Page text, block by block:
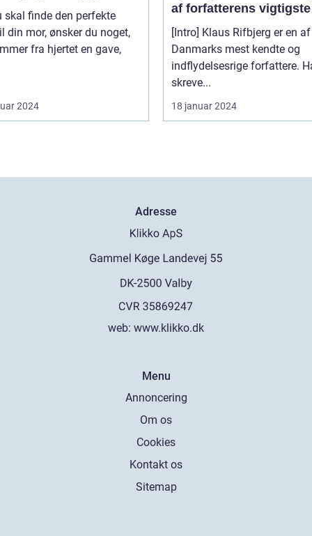
skal finde den perfekte
din mor, ønsker du noget,
fra hjertet en gave,
2024
af forfatterens vigtigste
bøger
[Intro] Klaus Rifbjerg er en af
Danmarks mest kendte og
indflydelsesrige forfattere.
skreve...
18 januar 2024
Adresse
web: www.klikko.dk
Menu
Annoncering
Om os
Cookies
Kontakt os
Sitemap